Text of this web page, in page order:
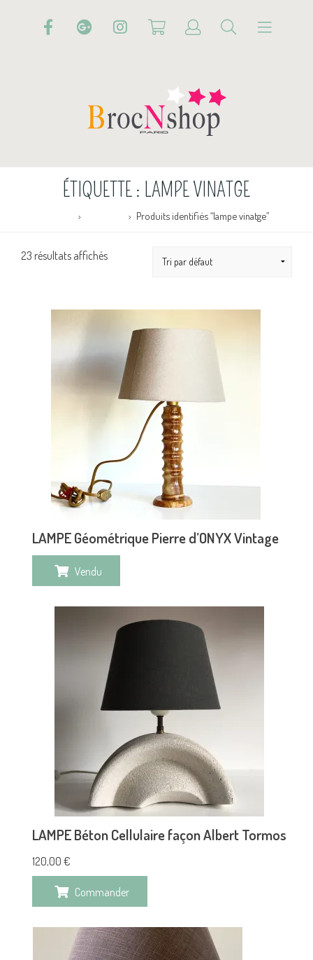
ÉTIQUETTE : LAMPE VINATGE
Produits identifiés “lampe vinatge”
23 résultats affichés
LAMPE Géométrique Pierre d’ONYX Vintage
Vendu
LAMPE Béton Cellulaire façon Albert Tormos
120,00 €
Commander